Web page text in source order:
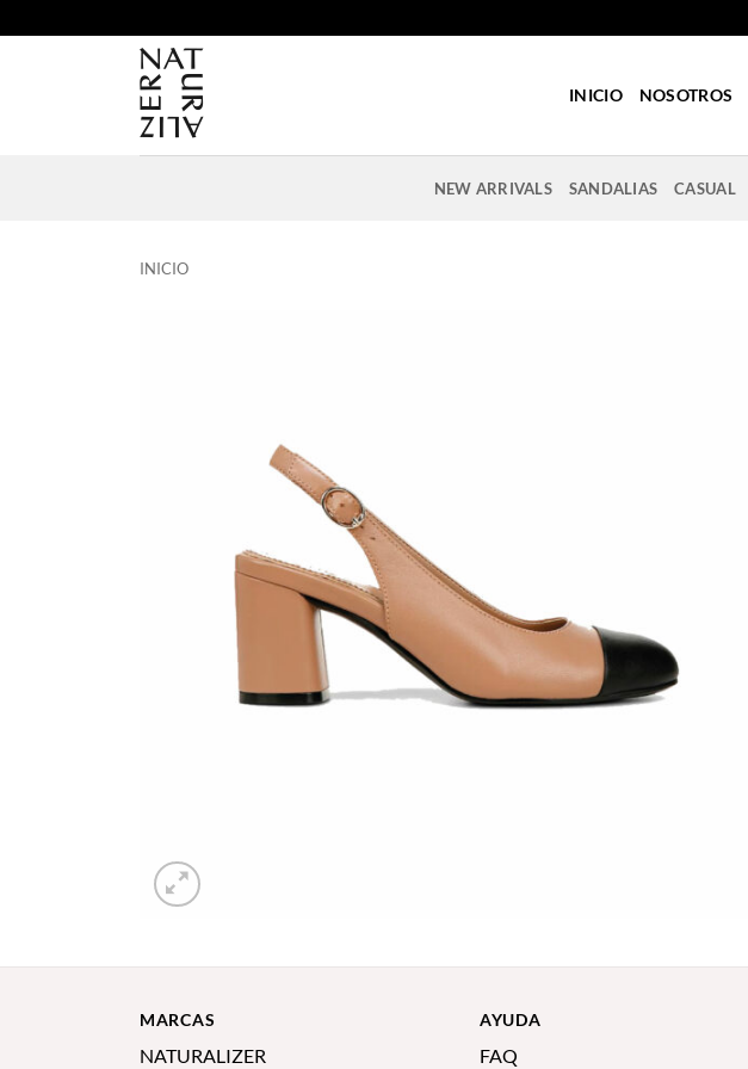
al
INICIO NOSOTROS
NEW ARRIVALS SANDALIAS CASUAL
INICIO
MARCAS
NATURALIZER
AYUDA
FAQ